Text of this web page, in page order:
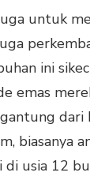
untuk
ini
emas
dari
biasanya
usia 12